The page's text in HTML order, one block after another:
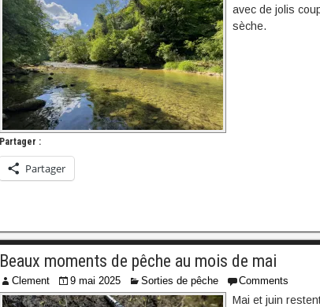
avec de jolis
sèche.
Partager :
Partager
Beaux moments de pêche au mois de mai
Clement 9 mai 2025 Sorties de pêche Comments
Mai et juin